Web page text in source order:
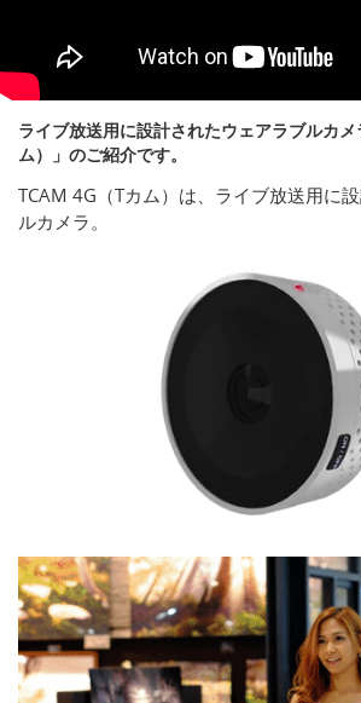
ライブ放送用に設計されたウェアラブルカ
ム）」のご紹介です。
TCAM 4G（Tカム）は、ライブ放送用に
ルカメラ。